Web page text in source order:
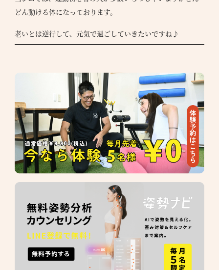
どん動ける体になっております。
老いとは逆行して、元気で過ごしていきたいですね♪
●